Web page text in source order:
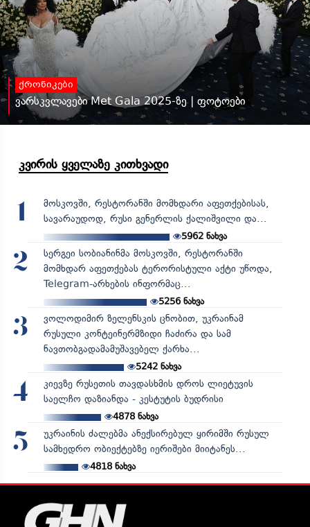
ქრონიკები
ვარსკვლავები Met Gala 2025-ზე | ფოტოები
კვირის ყველაზე კითხვადი
1
მოსკოვში, რესტორანში მომხდარი აფეთქებისას,
სავარაუდოდ, რუსი გენერლის ქალიშვილი და...
5962 ნახვა
2
სერგეი სობიანინმა მოსკოვში, რესტორანში
მომხდარ აფეთქებას ტერორისტული აქტი უწოდა,
Telegram-არხების ინფორმაც...
5256ნახვა
3
ვოლოდიმირ ზელენსკის ცნობით, უკრაინამ
რუსული კონტეინერმზიდი ჩაძირა და სამ
ნავთობგადამამუშავებელ ქარხა...
5242ნახვა
4
კიევზე რუსეთის თავდასხმის დროს ლიეტუვის
საელჩო დაზიანდა - კესტუტის ბუდრისი
4878ნახვა
5
უკრაინის ძალებმა ანექსირებულ ყირიმში რუსულ
სამხედრო ობიექტებზე იერიშები მიიტანეს...
4818ნახვა